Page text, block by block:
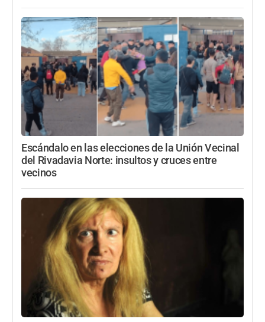
Escándalo en las elecciones de la Unión Vecinal
del Rivadavia Norte: insultos y cruces entre
vecinos